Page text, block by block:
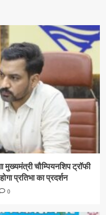
चौम्पियनशिप ट्रॉफी
प्रतिभा का प्रदर्शन
0